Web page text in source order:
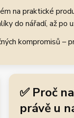
na praktické
do nářadí, až po
kompromisů –
✅ Proč
právě u